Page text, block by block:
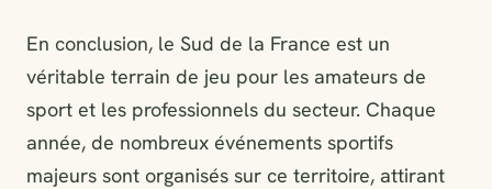
En conclusion, le Sud de la France est un
véritable terrain de jeu pour les amateurs de
sport et les professionnels du secteur. Chaque
année, de nombreux événements sportifs
majeurs sont organisés sur ce territoire, attirant